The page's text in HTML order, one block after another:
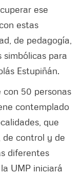
ese
estas
de pedagogía,
simbólicas para
Estupiñán.
50 personas
contemplado
que
de control y de
diferentes
UMP iniciará